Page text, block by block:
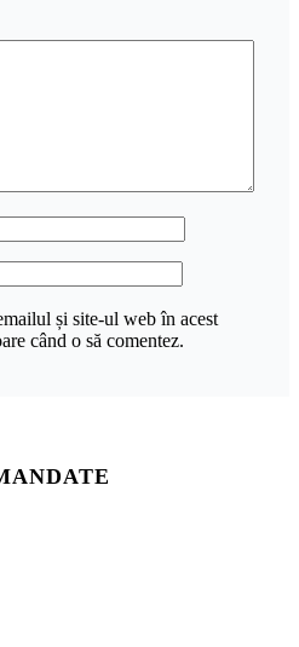
și site-ul web în acest
când o să comentez.